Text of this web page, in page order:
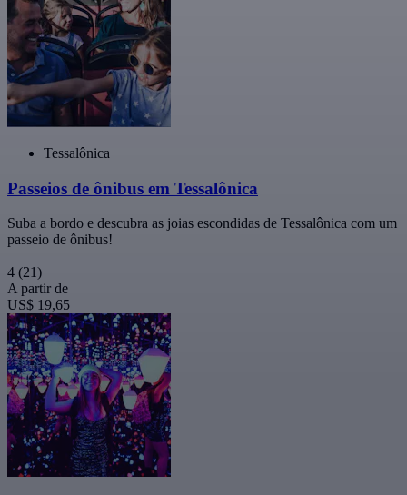
Tessalônica
Passeios de ônibus em Tessalônica
Suba a bordo e descubra as joias escondidas de Tessalônica com um
passeio de ônibus!
4 (21)
A partir de
US$ 19,65